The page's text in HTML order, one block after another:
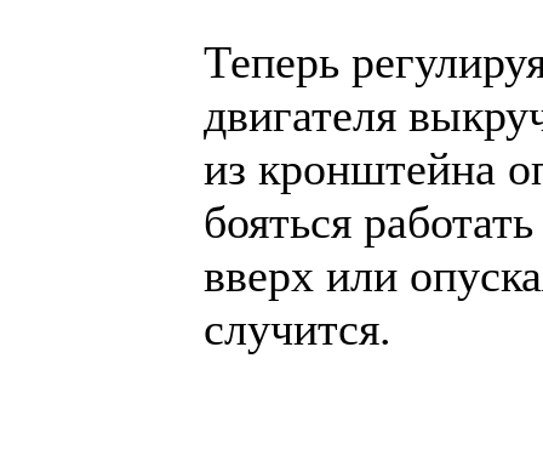
Теперь
двигателя
из кронштейна
бояться
вверх или
случится.